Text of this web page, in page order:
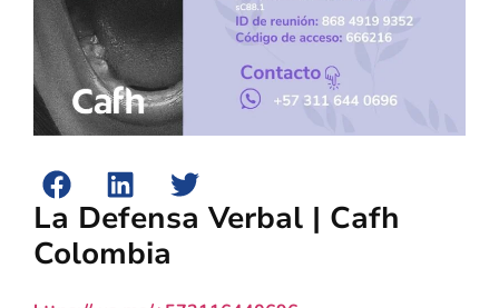
La Defensa Verbal | Cafh
Colombia